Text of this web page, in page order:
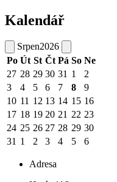
Kalendář
Srpen2026
Po Út St Čt Pá So Ne
27 28 29 30 31 1
2
3
4 5 6 7 8
9
10 11 12 13 14 15 16
17 18 19 20 21 22 23
24 25 26 27 28 29 30
31 1 2 3 4 5 6
Adresa